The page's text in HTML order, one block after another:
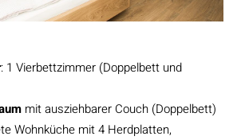
: 1 Vierbettzimmer (Doppelbett und
mit ausziehbarer Couch (Doppelbett)
Wohnküche mit 4 Herdplatten,